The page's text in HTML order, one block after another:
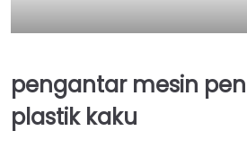
pengantar mesin
plastik kaku